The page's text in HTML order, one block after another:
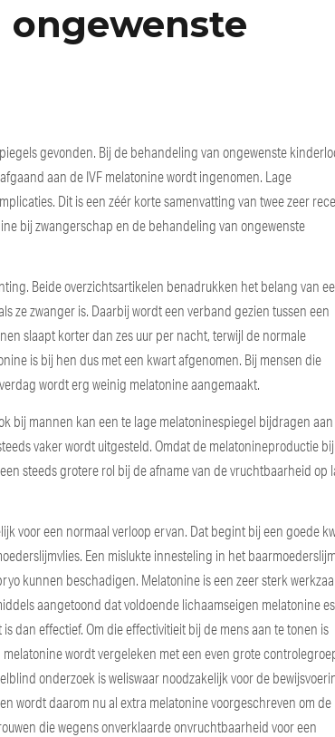
gevonden. Bij de behandeling van ongewenste
aan de IVF melatonine wordt ingenomen. Lage
Dit is een zéér korte samenvatting van twee zeer
bij zwangerschap en de behandeling van ongewenste
Beide overzichtsartikelen benadrukken het belang van
ze zwanger is. Daarbij wordt een verband gezien tussen een
slaapt korter dan zes uur per nacht, terwijl de normale
is bij hen dus met een kwart afgenomen. Bij mensen die
wordt erg weinig melatonine aangemaakt.
bij mannen kan een te lage melatoninespiegel bijdragen
vaker wordt uitgesteld. Omdat de melatonineproductie bij
steeds grotere rol bij de afname van de vruchtbaarheid op
voor een normaal verloop ervan. Dat begint bij een goede
Een mislukte innesteling in het
kunnen beschadigen. Melatonine is een zeer sterk
aangetoond dat voldoende lichaamseigen melatonine
dan effectief. Om die effectivitieit bij de mens aan te tonen is
wordt vergeleken met een even grote
onderzoek is weliswaar noodzakelijk voor de
wordt daarom nu al extra melatonine voorgeschreven om de
die wegens onverklaarde onvruchtbaarheid voor een